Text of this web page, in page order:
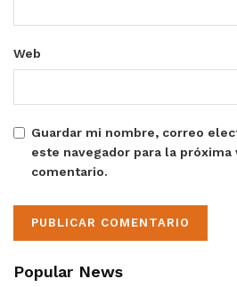
Web
Guardar mi nombre, correo
este navegador para la próxima
comentario.
Popular News